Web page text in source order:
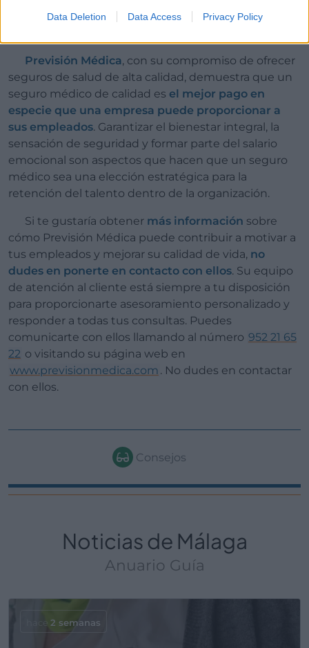
Data Deletion Data Access Privacy Policy
para los trabajadores, y el mejor tipo es sin duda un
Previsión Médica, con su compromiso de ofrecer
seguros de salud de alta calidad, demuestra que un
seguro médico de calidad es el mejor pago en
especie que una empresa puede proporcionar a
sus empleados. Garantizar el bienestar integral, la
sensación de seguridad y formar parte del salario
emocional son aspectos que hacen que un seguro
médico sea una elección estratégica para la
retención del talento dentro de la organización.
Si te gustaría obtener más información sobre
cómo Previsión Médica puede contribuir a motivar a
tus empleados y mejorar su calidad de vida, no
dudes en ponerte en contacto con ellos. Su equipo
de atención al cliente está siempre a tu disposición
para proporcionarte asesoramiento personalizado y
responder a todas tus consultas. Puedes
comunicarte con ellos llamando al número 952 21 65
22 o visitando su página web en
www.previsionmedica.com . No dudes en contactar
con ellos.
Consejos
Noticias de Málaga
Anuario Guía
hace 2 semanas